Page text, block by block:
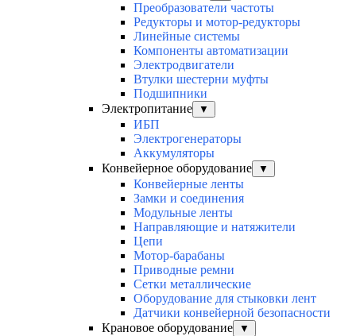
Преобразователи частоты
Редукторы и мотор-редукторы
Линейные системы
Компоненты автоматизации
Электродвигатели
Втулки шестерни муфты
Подшипники
Электропитание
▼
ИБП
Электрогенераторы
Аккумуляторы
Конвейерное оборудование
▼
Конвейерные ленты
Замки и соединения
Модульные ленты
Направляющие и натяжители
Цепи
Мотор-барабаны
Приводные ремни
Сетки металлические
Оборудование для стыковки лент
Датчики конвейерной безопасности
Крановое оборудование
▼